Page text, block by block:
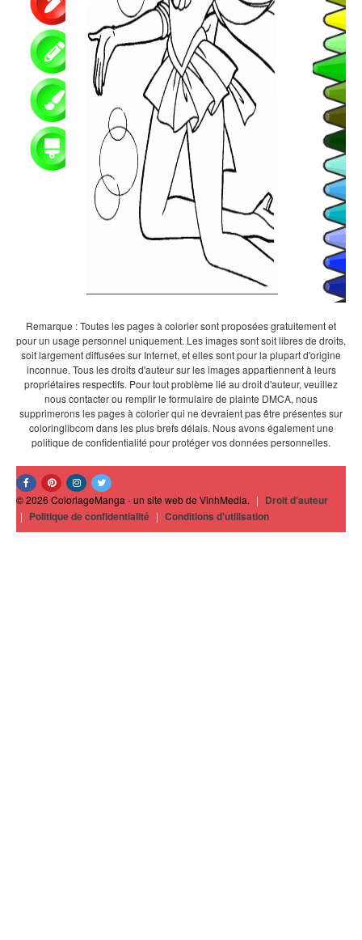
Remarque : Toutes les pages à colorier sont proposées gratuitement et
pour un usage personnel uniquement. Les images sont soit libres de droits,
soit largement diffusées sur Internet, et elles sont pour la plupart d'origine
inconnue. Tous les droits d'auteur sur les images appartiennent à leurs
propriétaires respectifs. Pour tout problème lié au droit d'auteur, veuillez
nous contacter ou remplir le formulaire de plainte DMCA, nous
supprimerons les pages à colorier qui ne devraient pas être présentes sur
coloringlibcom dans les plus brefs délais. Nous avons également une
politique de confidentialité pour protéger vos données personnelles.
© 2026 ColoriageManga - un site web de VinhMedia. | Droit d'auteur
| Politique de confidentialité | Conditions d'utilisation